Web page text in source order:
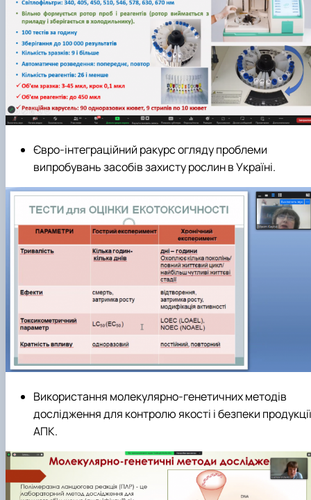
Євро-інтеграційний ракурс огляду проблеми
випробувань засобів захисту рослин в Україні.
Використання молекулярно-генетичних методів
дослідження для контролю якості і безпеки продукції
АПК.